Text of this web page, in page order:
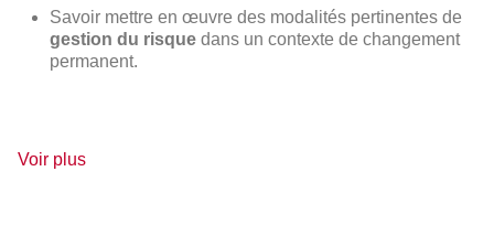
Savoir mettre en œuvre des modalités pertinentes de
gestion du risquedans un contexte de changement
permanent.
Voir plusde